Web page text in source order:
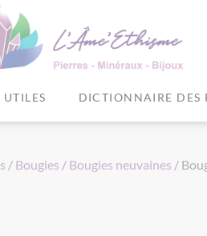
DICTIONNAIRE DES
/ Bougies / Bougies neuvaines /